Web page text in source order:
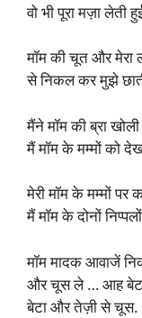
वो भी पूरा मज़ा लेती
मॉम की चूत और
से निकल कर मुझे
मैंने मॉम की ब्रा
मैं मॉम के मम्मों को
मेरी मॉम के मम्मों
मैं मॉम के दोनों
मॉम मादक आवाजें
और चूस ले … आह
बेटा और तेज़ी से चूस.